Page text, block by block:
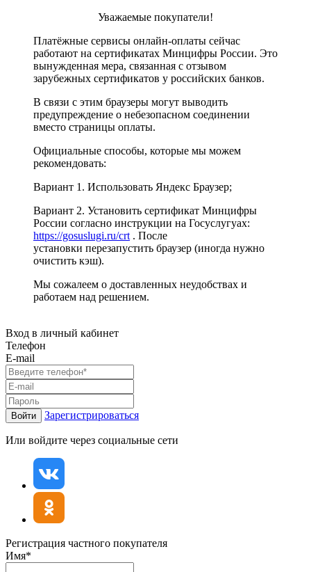
Уважаемые покупатели!
Платёжные сервисы онлайн-оплаты сейчас
работают на сертификатах Минцифры России. Это
вынужденная мера, связанная с отзывом
зарубежных сертификатов у российских банков.
В связи с этим браузеры могут выводить
предупреждение о небезопасном соединении
вместо страницы оплаты.
Официальные способы, которые мы можем
рекомендовать:
Вариант 1. Использовать Яндекс Браузер;
Вариант 2. Установить сертификат Минцифры
России согласно инструкции на Госуслугуах:
https://gosuslugi.ru/crt . После
установки перезапустить браузер (иногда нужно
очистить кэш).
Мы сожалеем о доставленных неудобствах и
работаем над решением.
Вход в личный кабинет
Телефон
E-mail
Войти Зарегистрироваться
Или войдите через социальные сети
Регистрация частного покупателя
Имя*